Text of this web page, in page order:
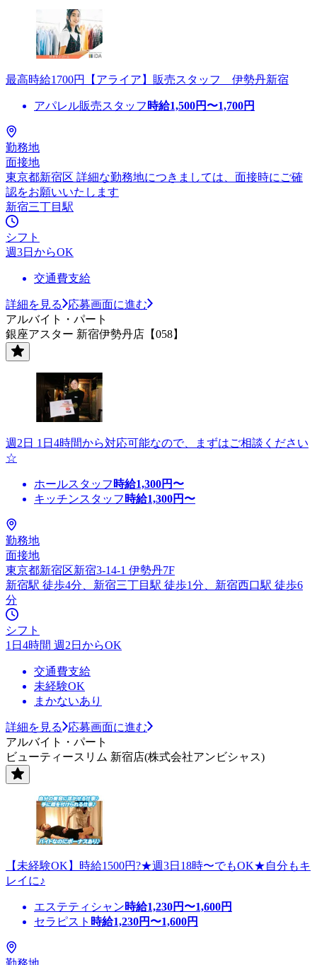
最高時給1700円【アライア】販売スタッフ 伊勢丹新宿
アパレル販売スタッフ 時給1,500円〜1,700円
勤務地
面接地
東京都新宿区 詳細な勤務地につきましては、面接時にご確
認をお願いいたします
新宿三丁目駅
シフト
週3日からOK
交通費支給
詳細を見る
応募画面に進む
アルバイト・パート
銀座アスター 新宿伊勢丹店【058】
週2日 1日4時間から対応可能なので、まずはご相談ください
☆
ホールスタッフ 時給1,300円〜
キッチンスタッフ 時給1,300円〜
勤務地
面接地
東京都新宿区新宿3-14-1 伊勢丹7F
新宿駅 徒歩4分、新宿三丁目駅 徒歩1分、新宿西口駅 徒歩6
分
シフト
1日4時間 週2日からOK
交通費支給
未経験OK
まかないあり
詳細を見る
応募画面に進む
アルバイト・パート
ビューティースリム 新宿店(株式会社アンビシャス)
【未経験OK】時給1500円?★週3日18時〜でもOK★自分もキ
レイに♪
エステティシャン時給1,230円〜1,600円
セラピスト 時給1,230円〜1,600円